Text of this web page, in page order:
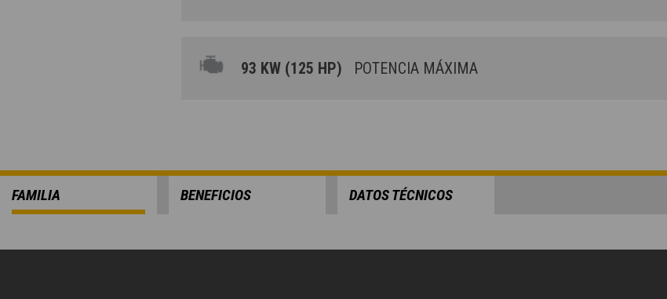
93 KW (125 HP) POTENCIA MÁXIMA
FAMILIA BENEFICIOS DATOS TÉCNICOS